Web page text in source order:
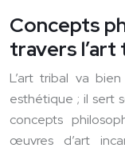
Concepts
travers l’art
L’art tribal va
esthétique ; il sert
concepts
œuvres d’art